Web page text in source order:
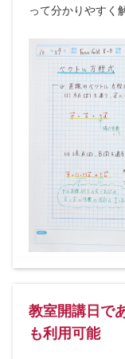
って分かりやすく
教室開講日で
も利用可能